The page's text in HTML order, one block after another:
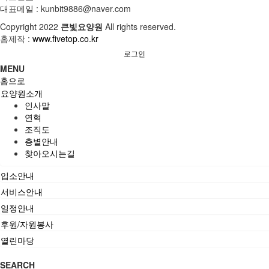
대표메일 : kunbit9886@naver.com
Copyright 2022 큰빛요양원 All rights reserved.
홈제작 : www.fivetop.co.kr
로그인
MENU
홈으로
요양원소개
인사말
연혁
조직도
층별안내
찾아오시는길
입소안내
서비스안내
일정안내
후원/자원봉사
열린마당
SEARCH